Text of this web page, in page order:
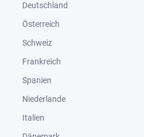
Deutschland
Österreich
Schweiz
Frankreich
Spanien
Niederlande
Italien